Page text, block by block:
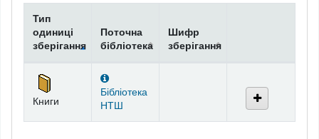
Фонди
Тип
одиниці
зберігання
Поточна
бібліотека
Шифр
зберігання
Книги
Бібліотека
НТШ